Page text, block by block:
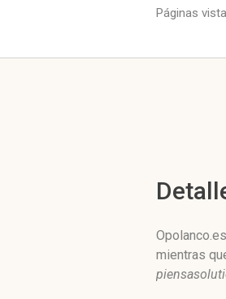
Páginas
mientras